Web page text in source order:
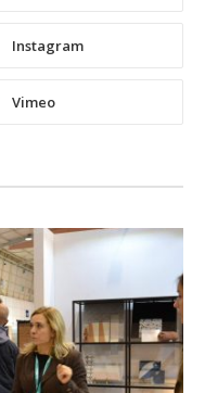
Instagram
Vimeo